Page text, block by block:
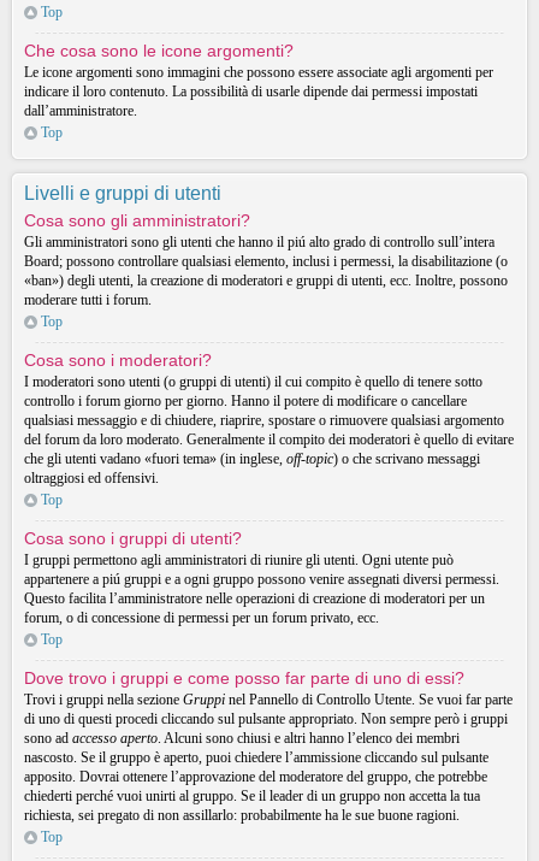
Top
Che cosa sono le icone argomenti?
Le icone argomenti sono immagini che possono essere associate agli argomenti per
indicare il loro contenuto. La possibilità di usarle dipende dai permessi impostati
dall’amministratore.
Top
Livelli e gruppi di utenti
Cosa sono gli amministratori?
Gli amministratori sono gli utenti che hanno il piú alto grado di controllo sull’intera
Board; possono controllare qualsiasi elemento, inclusi i permessi, la disabilitazione (o
«ban») degli utenti, la creazione di moderatori e gruppi di utenti, ecc. Inoltre, possono
moderare tutti i forum.
Top
Cosa sono i moderatori?
I moderatori sono utenti (o gruppi di utenti) il cui compito è quello di tenere sotto
controllo i forum giorno per giorno. Hanno il potere di modificare o cancellare
qualsiasi messaggio e di chiudere, riaprire, spostare o rimuovere qualsiasi argomento
del forum da loro moderato. Generalmente il compito dei moderatori è quello di evitare
che gli utenti vadano «fuori tema» (in inglese, off-topic) o che scrivano messaggi
oltraggiosi ed offensivi.
Top
Cosa sono i gruppi di utenti?
I gruppi permettono agli amministratori di riunire gli utenti. Ogni utente può
appartenere a piú gruppi e a ogni gruppo possono venire assegnati diversi permessi.
Questo facilita l’amministratore nelle operazioni di creazione di moderatori per un
forum, o di concessione di permessi per un forum privato, ecc.
Top
Dove trovo i gruppi e come posso far parte di uno di essi?
Trovi i gruppi nella sezione Gruppi nel Pannello di Controllo Utente. Se vuoi far parte
di uno di questi procedi cliccando sul pulsante appropriato. Non sempre però i gruppi
sono ad accesso aperto. Alcuni sono chiusi e altri hanno l’elenco dei membri
nascosto. Se il gruppo è aperto, puoi chiedere l’ammissione cliccando sul pulsante
apposito. Dovrai ottenere l’approvazione del moderatore del gruppo, che potrebbe
chiederti perché vuoi unirti al gruppo. Se il leader di un gruppo non accetta la tua
richiesta, sei pregato di non assillarlo: probabilmente ha le sue buone ragioni.
Top